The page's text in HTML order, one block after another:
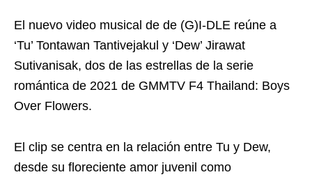
El nuevo video musical de de (G)I-DLE reúne a
‘Tu’ Tontawan Tantivejakul y ‘Dew’ Jirawat
Sutivanisak, dos de las estrellas de la serie
romántica de 2021 de GMMTV F4 Thailand: Boys
Over Flowers.
El clip se centra en la relación entre Tu y Dew,
desde su floreciente amor juvenil como